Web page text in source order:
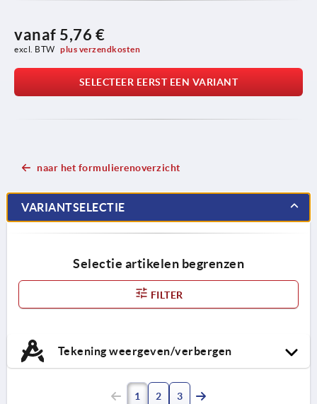
vanaf 5,76 €
excl. BTW plus verzendkosten
SELECTEER EERST EEN VARIANT
naar het formulierenoverzicht
VARIANTSELECTIE
Selectie artikelen begrenzen
FILTER
Tekening weergeven/verbergen
1 2 3